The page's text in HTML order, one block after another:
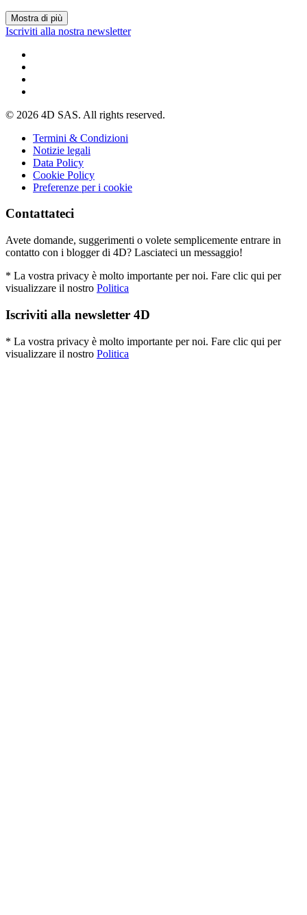
Mostra di più
Iscriviti alla nostra newsletter
© 2026 4D SAS. All rights reserved.
Termini & Condizioni
Notizie legali
Data Policy
Cookie Policy
Preferenze per i cookie
Contattateci
Avete domande, suggerimenti o volete semplicemente entrare in
contatto con i blogger di 4D? Lasciateci un messaggio!
* La vostra privacy è molto importante per noi. Fare clic qui per
visualizzare il nostro Politica
Iscriviti alla newsletter 4D
* La vostra privacy è molto importante per noi. Fare clic qui per
visualizzare il nostro Politica